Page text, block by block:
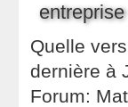
entreprise
Quelle
dernière à
Forum: